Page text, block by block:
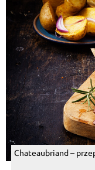
Chateaubriand –